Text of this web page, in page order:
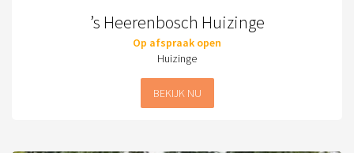
’s Heerenbosch Huizinge
Op afspraak open
Huizinge
BEKIJK NU